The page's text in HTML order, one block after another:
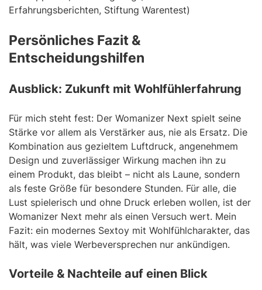
Erfahrungsberichten, Stiftung Warentest)
Persönliches Fazit &
Entscheidungshilfen
Ausblick: Zukunft mit Wohlfühlerfahrung
Für mich steht fest: Der Womanizer Next spielt seine
Stärke vor allem als Verstärker aus, nie als Ersatz. Die
Kombination aus gezieltem Luftdruck, angenehmem
Design und zuverlässiger Wirkung machen ihn zu
einem Produkt, das bleibt – nicht als Laune, sondern
als feste Größe für besondere Stunden. Für alle, die
Lust spielerisch und ohne Druck erleben wollen, ist der
Womanizer Next mehr als einen Versuch wert. Mein
Fazit: ein modernes Sextoy mit Wohlfühlcharakter, das
hält, was viele Werbeversprechen nur ankündigen.
Vorteile & Nachteile auf einen Blick